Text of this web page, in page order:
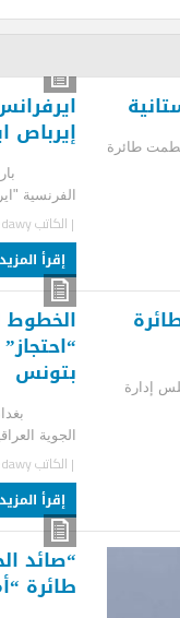
إيرباص ايه220
باريس "المسلة
الفرنسية "ايرفرانس"
Ashraf elgedawy
الخطوط الجوية
“احتجاز”
بتونس
بغداد "المسلة
الجوية العراقية
Ashraf elgedawy
“صائد
طائرة “أميليا